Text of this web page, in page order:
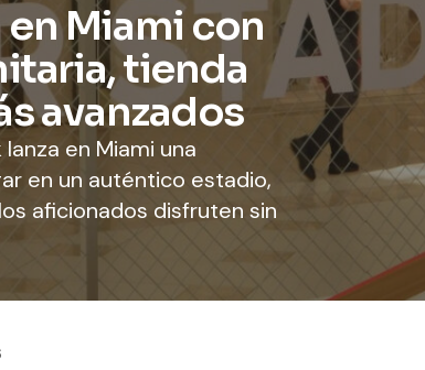
Miami con
tienda
avanzados
en Miami una
en un auténtico estadio,
aficionados disfruten sin